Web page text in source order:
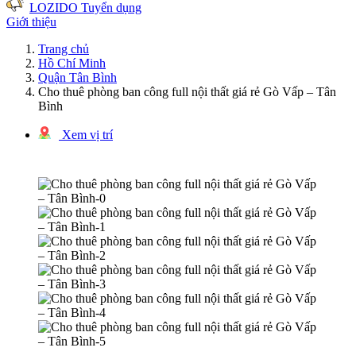
LOZIDO Tuyển dụng
Giới thiệu
Trang chủ
Hồ Chí Minh
Quận Tân Bình
Cho thuê phòng ban công full nội thất giá rẻ Gò Vấp – Tân
Bình
Xem vị trí